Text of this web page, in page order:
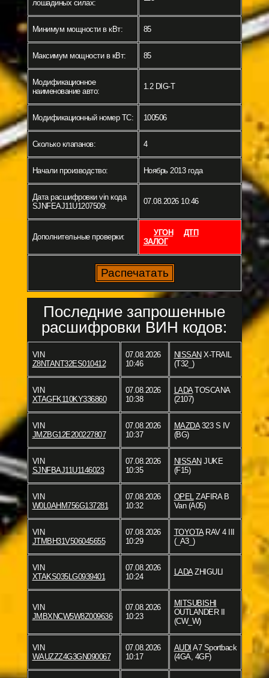
лошадиных силах:
Минимум мощности в кВт: 85
Максимум мощности в кВт: 85
Модификационное
наименование авто:
1.2 DIG-T
Модификационный номер ТС: 100506
Сколько клапанов: 4
Начали производство: Ноябрь 2013 года
Дата расшифровки vin кода
SJNFEAJ11U1207509:
07.08.2026 10:46
Дополнительные проверки: УГОН
ДТП
ЗАЛОГ
Последние запрошенные
расшифровки ВИН кодов:
VIN
Z8NTANT32ES010412
07.08.2026
10:46
NISSAN X-TRAIL
(T32_)
VIN
XTAGFK110KY336860
07.08.2026
10:38
LADATOSCANA
(2107)
VIN
JMZBG12E200227807
07.08.2026
10:37
MAZDA323 S IV
(BG)
VIN
SJNFBAJ11U1146023
07.08.2026
10:35
NISSAN JUKE
(F15)
VIN
W0L0AHM756G137281
07.08.2026
10:32
OPELZAFIRA B
Van (A05)
VIN
JTMBH31V506045655
07.08.2026
10:29
TOYOTARAV 4 III
(_A3_)
VIN
XTAKS035LG0939401
07.08.2026
10:24
LADAZHIGULI
VIN
JMBXNCW5W8Z009636
07.08.2026
10:23
MITSUBISHI
OUTLANDER II
(CW_W)
VIN
WAUZZZ4G3GN090067
07.08.2026
10:17
AUDI A7 Sportback
(4GA, 4GF)